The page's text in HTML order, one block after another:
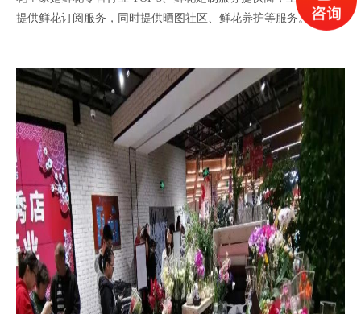
提供鲜花订阅服务，同时提供晒图社区、鲜花养护等服务。